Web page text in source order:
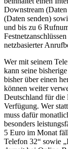
Downstream
(Daten senden)
und bis zu 6
netzbasierter
Wer mit seinem
kann seine
bisher über einen
können weiter
Deutschland für die
Verfügung. Wer
muss dafür
besonders
5 Euro im Monat
Telefon 32“ sowie